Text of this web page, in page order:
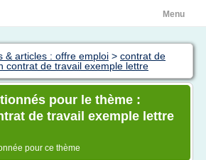
Menu
& articles : offre emploi > contrat de
contrat de travail exemple lettre
pour le thème :
de travail exemple lettre
pour ce thème